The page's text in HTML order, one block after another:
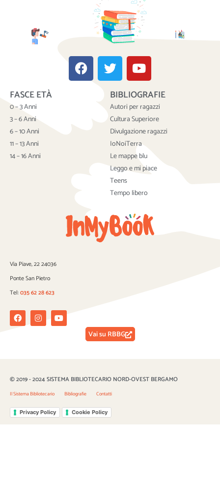
F
a
c
T
w
i
t
t
e
r
Y
o
u
t
u
b
e
FASCE ETÀ
0 – 3 Anni
3 – 6 Anni
6 – 10 Anni
11 – 13 Anni
14 – 16 Anni
BIBLIOGRAFIE
Autori per ragazzi
Cultura Superiore
Divulgazione ragazzi
IoNoiTerra
Le mappe blu
Leggo e mi piace
Teens
Tempo libero
Via Piave, 22 24036
Ponte San Pietro
Tel:035 62 28 623
FacebookInstagramYoutube
Vai su RBBG
© 2019 - 2024 SISTEMA BIBLIOTECARIO NORD-OVEST BERGAMO
Il Sistema Bibliotecario Bibliografie Contatti
Privacy Policy Cookie Policy